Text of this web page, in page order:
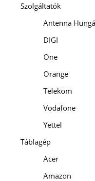
Szolgáltatók
Antenna
DIGI
One
Orange
Telekom
Vodafone
Yettel
Táblagép
Acer
Amazon